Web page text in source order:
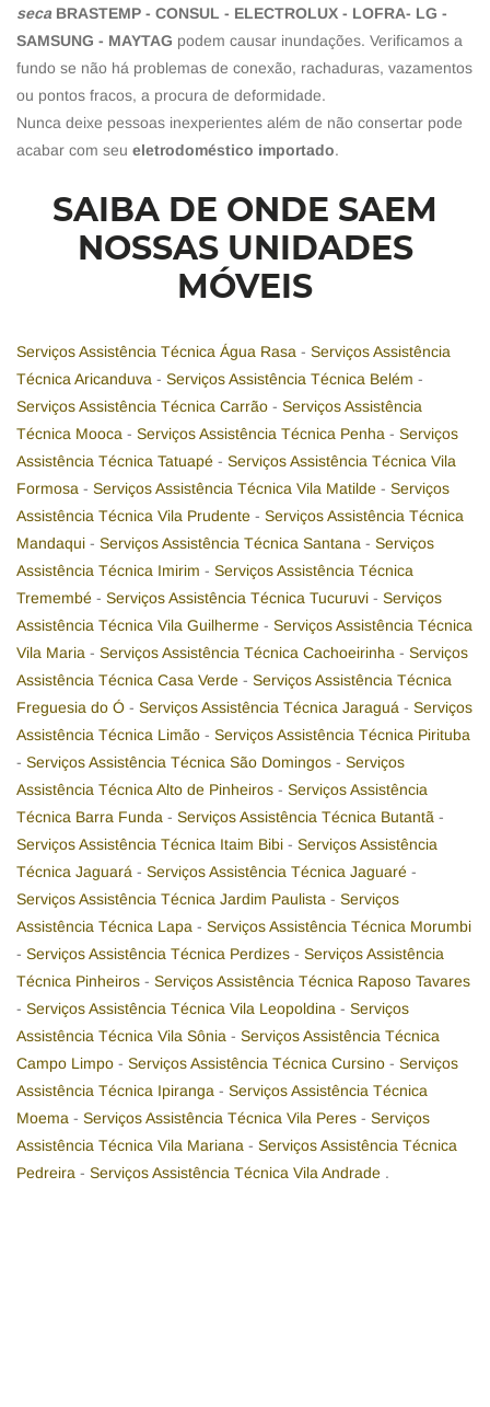
seca BRASTEMP - CONSUL - ELECTROLUX - LOFRA- LG -
SAMSUNG - MAYTAG podem causar inundações. Verificamos a
fundo se não há problemas de conexão, rachaduras, vazamentos
ou pontos fracos, a procura de deformidade.
Nunca deixe pessoas inexperientes além de não consertar pode
acabar com seu eletrodoméstico importado.
SAIBA DE ONDE SAEM
NOSSAS UNIDADES
MÓVEIS
Serviços Assistência Técnica Água Rasa - Serviços Assistência
Técnica Aricanduva - Serviços Assistência Técnica Belém -
Serviços Assistência Técnica Carrão - Serviços Assistência
Técnica Mooca - Serviços Assistência Técnica Penha - Serviços
Assistência Técnica Tatuapé - Serviços Assistência Técnica Vila
Formosa - Serviços Assistência Técnica Vila Matilde - Serviços
Assistência Técnica Vila Prudente - Serviços Assistência Técnica
Mandaqui - Serviços Assistência Técnica Santana - Serviços
Assistência Técnica Imirim - Serviços Assistência Técnica
Tremembé - Serviços Assistência Técnica Tucuruvi - Serviços
Assistência Técnica Vila Guilherme - Serviços Assistência Técnica
Vila Maria - Serviços Assistência Técnica Cachoeirinha - Serviços
Assistência Técnica Casa Verde - Serviços Assistência Técnica
Freguesia do Ó - Serviços Assistência Técnica Jaraguá - Serviços
Assistência Técnica Limão - Serviços Assistência Técnica Pirituba
- Serviços Assistência Técnica São Domingos - Serviços
Assistência Técnica Alto de Pinheiros - Serviços Assistência
Técnica Barra Funda - Serviços Assistência Técnica Butantã -
Serviços Assistência Técnica Itaim Bibi - Serviços Assistência
Técnica Jaguará - Serviços Assistência Técnica Jaguaré -
Serviços Assistência Técnica Jardim Paulista - Serviços
Assistência Técnica Lapa - Serviços Assistência Técnica Morumbi
- Serviços Assistência Técnica Perdizes - Serviços Assistência
Técnica Pinheiros - Serviços Assistência Técnica Raposo Tavares
- Serviços Assistência Técnica Vila Leopoldina - Serviços
Assistência Técnica Vila Sônia - Serviços Assistência Técnica
Campo Limpo - Serviços Assistência Técnica Cursino - Serviços
Assistência Técnica Ipiranga - Serviços Assistência Técnica
Moema - Serviços Assistência Técnica Vila Peres - Serviços
Assistência Técnica Vila Mariana - Serviços Assistência Técnica
Pedreira - Serviços Assistência Técnica Vila Andrade .